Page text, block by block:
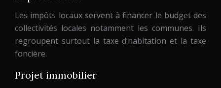
Les impôts locaux servent à financer le budget des
collectivités locales notamment les communes. Ils
regroupent surtout la taxe d’habitation et la taxe
foncière.
Projet immobilier